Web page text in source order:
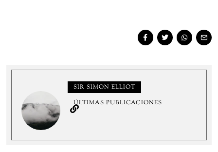
SIR SIMON ELLIOT
ÚLTIMAS PUBLICACIONES